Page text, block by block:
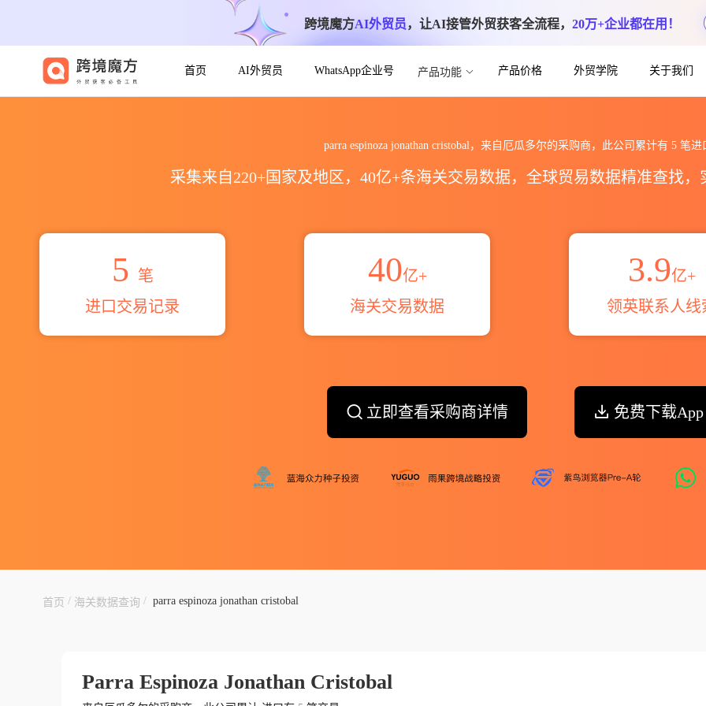
跨境魔方AI外贸员，让AI接管外贸获客全流程， 20万+企业都在用！
首页 AI外贸员 WhatsApp企业号 产品功能 产品价格 外贸学院 关于我们
parra espinoza jonathan cristobal，来自厄瓜多尔的采购商，此公司累计有 5 笔进
采集来自220+国家及地区，40亿+条海关交易数据，全球贸易数据精准查找
5 笔
进口交易记录
40亿+
海关交易数据
3.9亿+
领英联系人线
立即查看采购商详情 免费下载App
首页 / 海关数据查询 / parra espinoza jonathan cristobal
Parra Espinoza Jonathan Cristobal